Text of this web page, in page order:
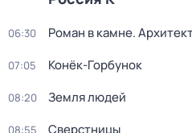
06:30 Роман в камне.
07:05 Конёк-Горбунок
08:20 Земля людей
08:55 Сверстницы